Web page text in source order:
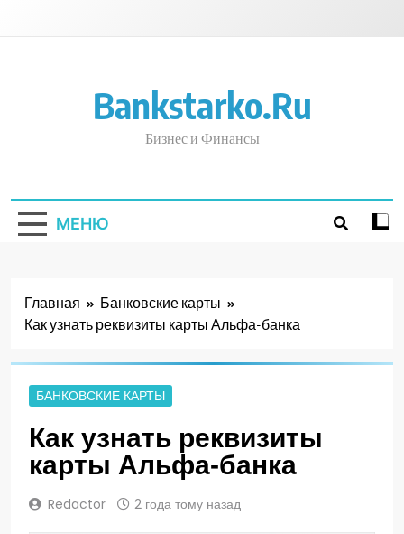
Bankstarko.ru
Бизнес и Финансы
МЕНЮ
Главная
Банковские карты
Как узнать реквизиты карты Альфа-банка
БАНКОВСКИЕ КАРТЫ
Как узнать реквизиты
карты Альфа-банка
Redactor 2 года тому назад